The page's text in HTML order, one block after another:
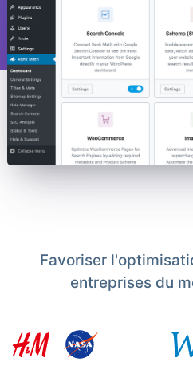
Favoriser
entreprises du